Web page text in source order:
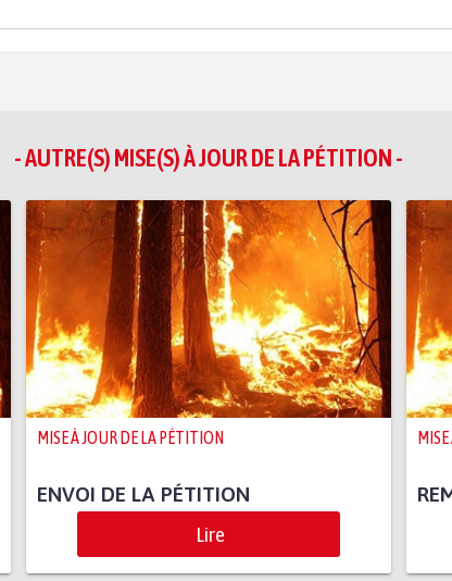
- AUTRE(S) MISE(S) À JOUR DE LA PÉTITION -
MISE À JOUR DE LA PÉTITION
ENVOI DE LA PÉTITION
Lire